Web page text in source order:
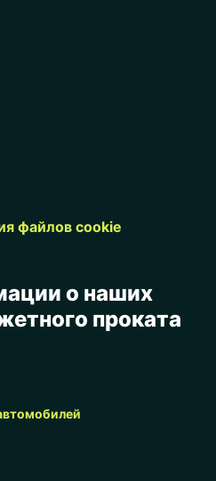
файлов cookie
о наших
проката